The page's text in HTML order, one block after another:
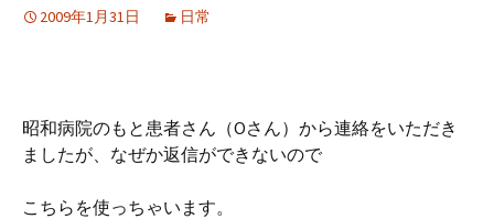
2009年1月31日 日常
昭和病院のもと患者さん（Oさん）から連絡をいただき
ましたが、なぜか返信ができないので
こちらを使っちゃいます。